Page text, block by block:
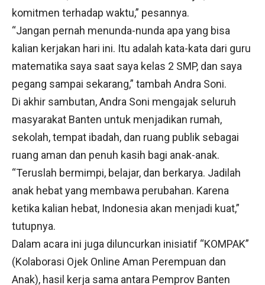
komitmen terhadap waktu,” pesannya.
“Jangan pernah menunda-nunda apa yang bisa
kalian kerjakan hari ini. Itu adalah kata-kata dari guru
matematika saya saat saya kelas 2 SMP, dan saya
pegang sampai sekarang,” tambah Andra Soni.
Di akhir sambutan, Andra Soni mengajak seluruh
masyarakat Banten untuk menjadikan rumah,
sekolah, tempat ibadah, dan ruang publik sebagai
ruang aman dan penuh kasih bagi anak-anak.
“Teruslah bermimpi, belajar, dan berkarya. Jadilah
anak hebat yang membawa perubahan. Karena
ketika kalian hebat, Indonesia akan menjadi kuat,”
tutupnya.
Dalam acara ini juga diluncurkan inisiatif “KOMPAK”
(Kolaborasi Ojek Online Aman Perempuan dan
Anak), hasil kerja sama antara Pemprov Banten